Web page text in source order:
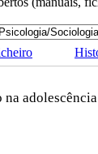
adolescência